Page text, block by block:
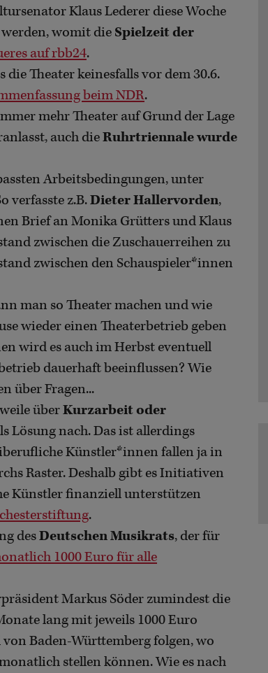
Klaus Lederer diese Woche
werden, womit die Spielzeit der
auf rbb24.
die Theater keinesfalls vor dem 30.6.
beim NDR.
mehr Theater auf Grund der Lage
auch dieRuhrtriennale wurde
Arbeitsbedingungen, unter
verfasste z.B.Dieter Hallervorden,
Brief an Monika Grütters und Klaus
zwischen die Zuschauerreihen zu
zwischen den Schauspieler*innen
man so Theater machen und wie
wieder einen Theaterbetrieb geben
wird es auch im Herbst eventuell
dauerhaft beeinflussen? Wie
über Fragen...
überKurzarbeit oder
Lösung nach. Das ist allerdings
Künstler*innen fallen ja in
Raster. Deshalb gibt es Initiativen
Künstler finanziell unterstützen
.
desDeutschen Musikrats, der für
1000 Euro für alle
Markus Söder zumindest die
lang mit jeweils 1000 Euro
Baden-Württemberg folgen, wo
stellen können. Wie es nach